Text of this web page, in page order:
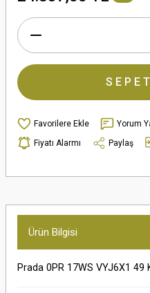
Yorum
Fiyatı Alarmı
Paylaş
Ürün Bilgisi
Prada 0PR 17WS VYJ6X1 49